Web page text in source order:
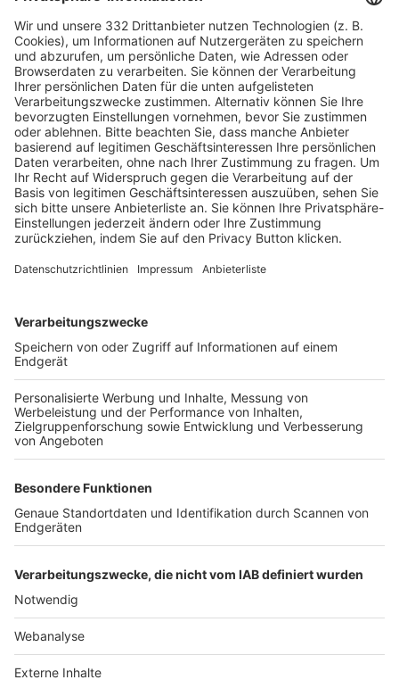
HÄUFIG BESUCHTE SEITEN
Pässe und Vereinswechsel
Trainerausbildung
Schulungsangebot Vereinsmitarbeiter
BFV-Geschäftsstellen
Trainerbörse
Login SpielPlus
FOLGE DEM BFV
TOP-VEREINE
TOP-PARTNER
Nutzungsbedingungen Datenschutz Impressum